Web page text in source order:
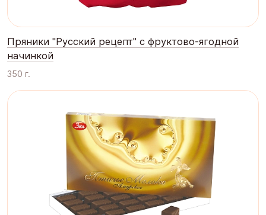
Пряники "Русский рецепт" с фруктово-ягодной
начинкой
350 г.